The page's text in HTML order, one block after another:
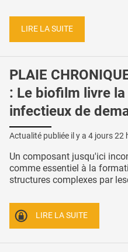
LIRE LA SUITE
PLAIE
: Le biofilm livre
infectieux de
Actualité publiée il y a 4 jours 22
Un composant jusqu'ici
comme essentiel à la
structures complexes par
LIRE LA SUITE